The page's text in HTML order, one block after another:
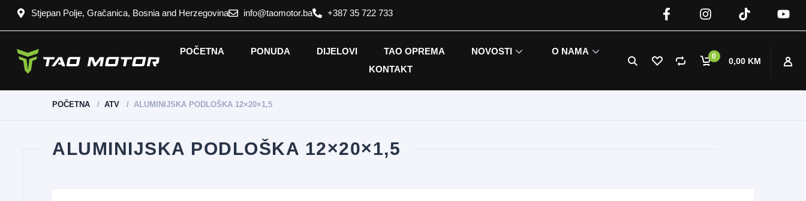
Stjepan Polje, Gračanica, Bosnia and Herzegovina info@taomotor.ba +387 35 722 733
0 0,00 KM
POČETNA PONUDA DIJELOVI TAO OPREMA NOVOSTI
O NAMA
KONTAKT
POČETNA ATV ALUMINIJSKA PODLOŠKA 12×20×1,5
ALUMINIJSKA PODLOŠKA 12×20×1,5